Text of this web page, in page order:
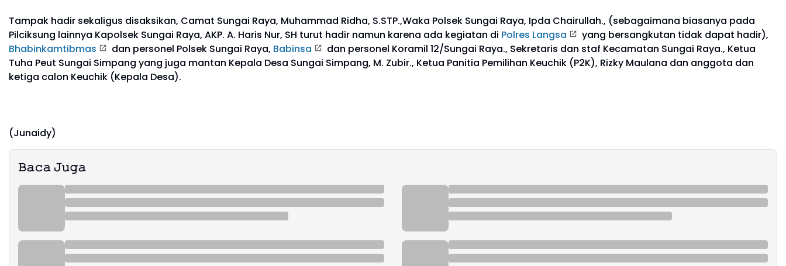
Tampak hadir sekaligus disaksikan, Camat Sungai Raya, Muhammad Ridha, S.STP.,Waka Polsek Sungai Raya, Ipda Chairullah., (sebagaimana biasanya pada
Pilciksung lainnya Kapolsek Sungai Raya, AKP. A. Haris Nur, SH turut hadir namun karena ada kegiatan di Polres Langsa
yang bersangkutan tidak dapat hadir),
Bhabinkamtibmas
dan personel Polsek Sungai Raya, Babinsa
dan personel Koramil 12/Sungai Raya., Sekretaris dan staf Kecamatan Sungai Raya., Ketua
Tuha Peut Sungai Simpang yang juga mantan Kepala Desa Sungai Simpang, M. Zubir., Ketua Panitia Pemilihan Keuchik (P2K), Rizky Maulana dan anggota dan
ketiga calon Keuchik (Kepala Desa).
(Junaidy)
𝙱𝚊𝚌𝚊 𝙹𝚞𝚐𝚊